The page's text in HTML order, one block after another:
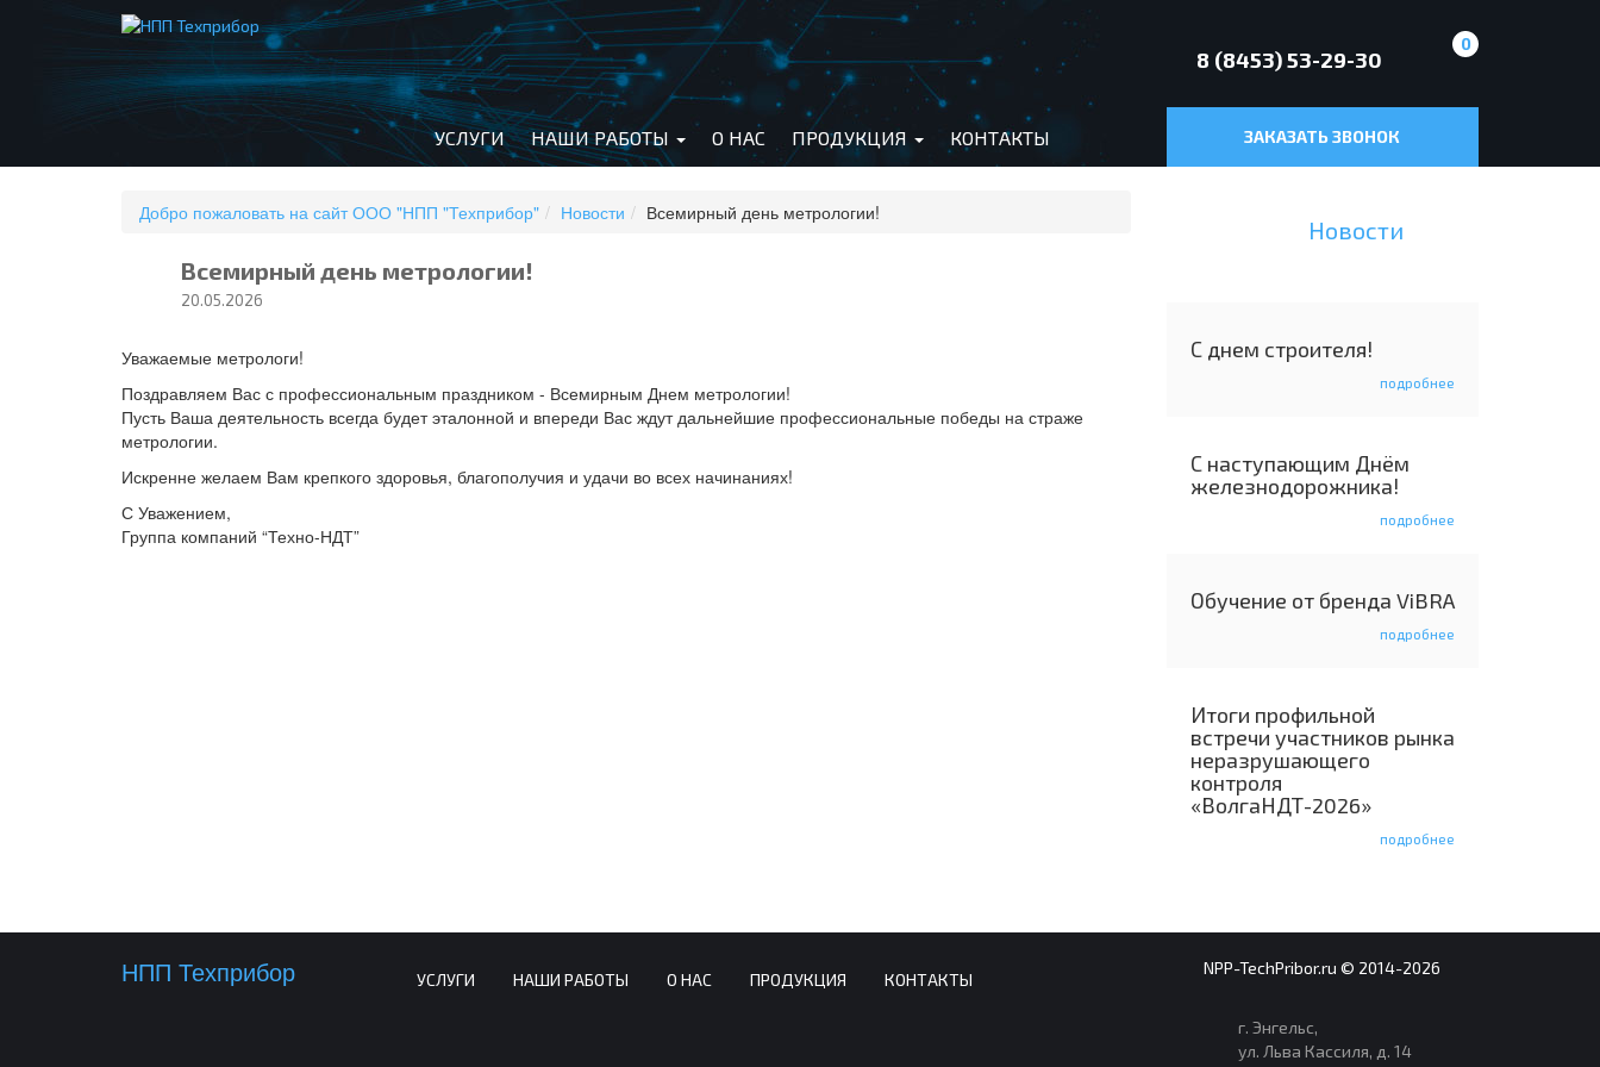
УСЛУГИ НАШИ РАБОТЫ О НАС ПРОДУКЦИЯ КОНТАКТЫ
8 (8453) 53-29-30
0
ЗАКАЗАТЬ ЗВОНОК
Добро пожаловать на сайт ООО "НПП "Техприбор" Новости Всемирный день метрологии!
Всемирный день метрологии!
20.05.2026
Уважаемые метрологи!
Поздравляем Вас с профессиональным праздником - Всемирным Днем метрологии!
Пусть Ваша деятельность всегда будет эталонной и впереди Вас ждут дальнейшие профессиональные победы на страже
метрологии.
Искренне желаем Вам крепкого здоровья, благополучия и удачи во всех начинаниях!
С Уважением,
Группа компаний “Техно-НДТ”
Новости
С днем строителя!
подробнее
С наступающим Днём
железнодорожника!
подробнее
Обучение от бренда ViBRA
подробнее
Итоги профильной
встречи участников рынка
неразрушающего
контроля
«ВолгаНДТ-2026»
подробнее
НПП Техприбор УСЛУГИ НАШИ РАБОТЫ О НАС ПРОДУКЦИЯ КОНТАКТЫ
NPP-TechPribor.ru © 2014-2026
г. Энгельс,
ул. Льва Кассиля, д. 14